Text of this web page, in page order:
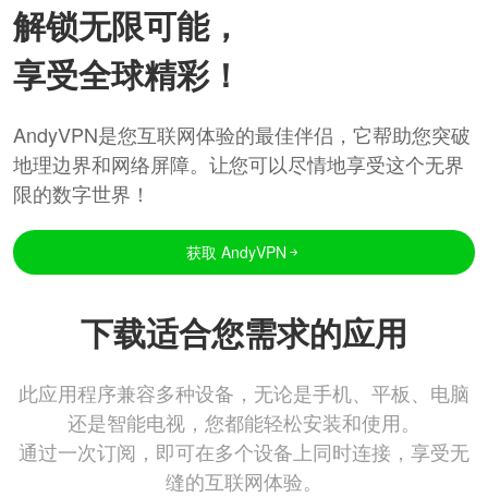
解锁无限可能，
享受全球精彩！
AndyVPN是您互联网体验的最佳伴侣，它帮助您突破
地理边界和网络屏障。让您可以尽情地享受这个无界
限的数字世界！
获取 AndyVPN
下载适合您需求的应用
此应用程序兼容多种设备，无论是手机、平板、电脑
还是智能电视，您都能轻松安装和使用。
通过一次订阅，即可在多个设备上同时连接，享受无
缝的互联网体验。